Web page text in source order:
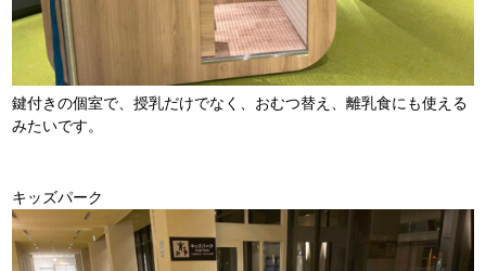
鍵付きの個室で、授乳だけでなく、おむつ替え、離乳食にも使える
みたいです。
キッズパーク